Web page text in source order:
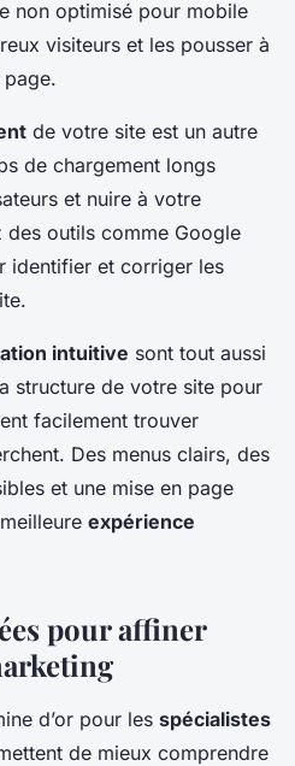
non optimisé pour mobile
visiteurs et les pousser à
de votre site est un autre
de chargement longs
et nuire à votre
des outils comme Google
identifier et corriger les
intuitive sont tout aussi
structure de votre site pour
facilement trouver
Des menus clairs, des
et une mise en page
expérience
pour affiner
d’or pour les spécialistes
de mieux comprendre